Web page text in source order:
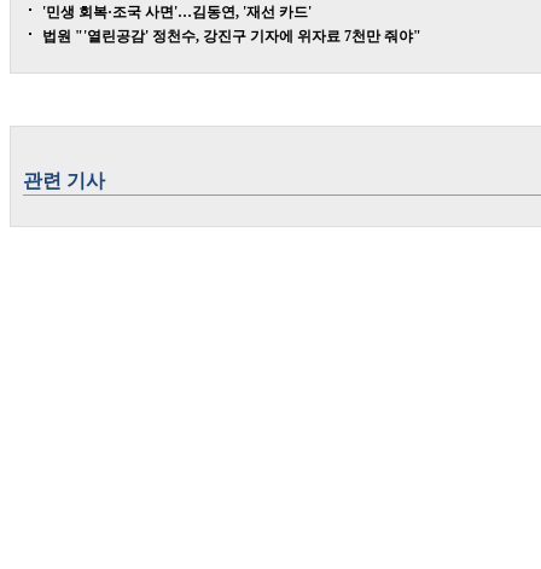
'민생 회복·조국 사면'…김동연, '재선 카드'
법원 "'열린공감' 정천수, 강진구 기자에 위자료 7천만 줘야"
관련 기사